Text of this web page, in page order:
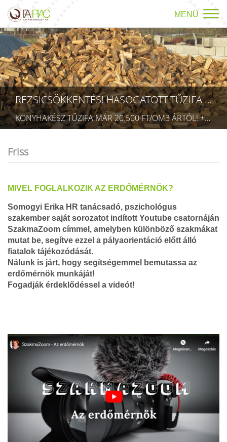
MENÜ
REZSICSÖKKENTÉS! HASOGATOTT TŰZIFA AKCIÓ!
KONYHAKÉSZ TŰZIFA MÁR 20.500 FT/ÖM3 ÁRTÓL! +36709423403 RÉSZLETEK A TÜZÉP MENÜPONTBAN! (TECHNIKAI AZONOSÍTÓ: AA 5832075)
Friss
MIVEL FOGLALKOZIK AZ ERDŐMÉRNÖK?
Somogyi Erika HR tanácsadó, pszichológus
szakember saját sorozatot indított Youtube csatornáján
SzakmaZoom címmel, amelyben különböző szakmákat
mutat be, segítve ezzel a pályaorientáció előtt álló
fiatalok tájékozódását.
Nálunk is járt, hogy segítségemmel bemutassa az
erdőmérnök munkáját!
Fogadják érdeklődéssel a videót!